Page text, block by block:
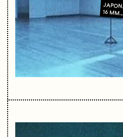
JAPON
16 MM